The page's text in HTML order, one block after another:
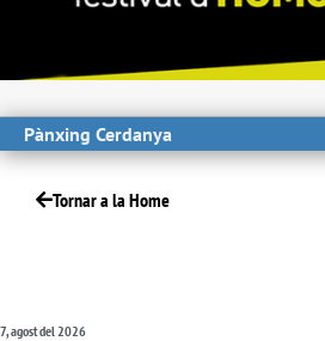
Pànxing Cerdanya
Tornar a la Home
7, agost del 2026